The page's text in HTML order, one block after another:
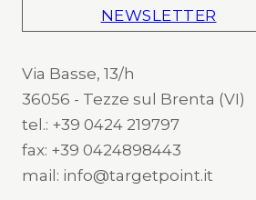
NEWSLETTER
Via Basse, 13/h
36056 - Tezze sul Brenta (VI)
tel.: +39 0424 219797
fax: +39 0424898443
mail: info@targetpoint.it